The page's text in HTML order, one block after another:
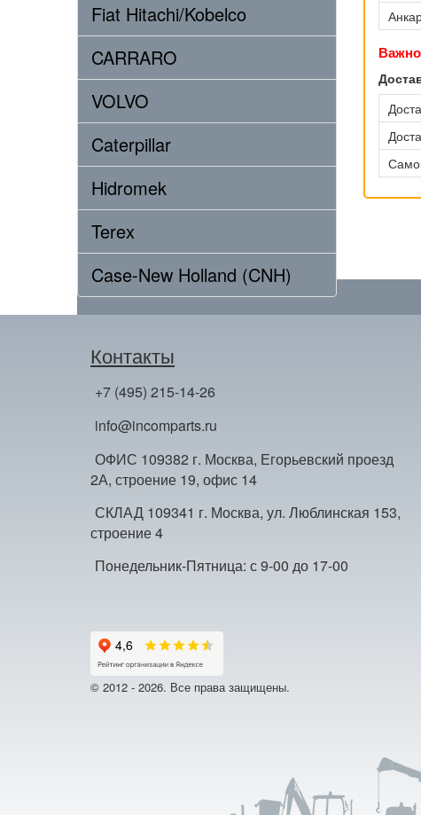
Fiat Hitachi/Kobelco
CARRARO
VOLVO
Caterpillar
Hidromek
Terex
Case-New Holland (CNH)
Контакты
+7 (495) 215-14-26
info@incomparts.ru
ОФИС 109382 г. Москва, Егорьевский проезд
2А, строение 19, офис 14
СКЛАД 109341 г. Москва, ул. Люблинская 153,
строение 4
Понедельник-Пятница: с 9-00 до 17-00
© 2012 - 2026. Все права защищены.